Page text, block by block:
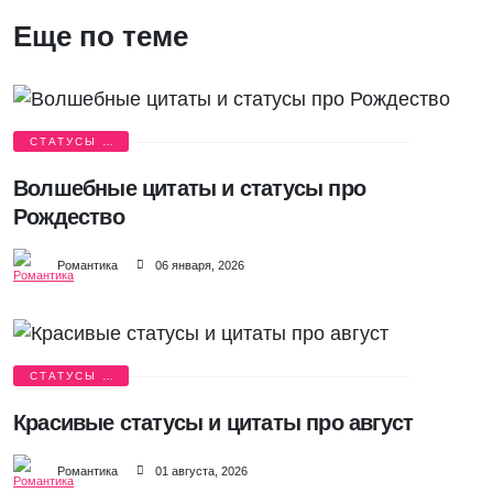
Еще по теме
СТАТУСЫ И
Волшебные цитаты и статусы про
Рождество
Романтика 06 января, 2026
СТАТУСЫ И
Красивые статусы и цитаты про август
Романтика 01 августа, 2026